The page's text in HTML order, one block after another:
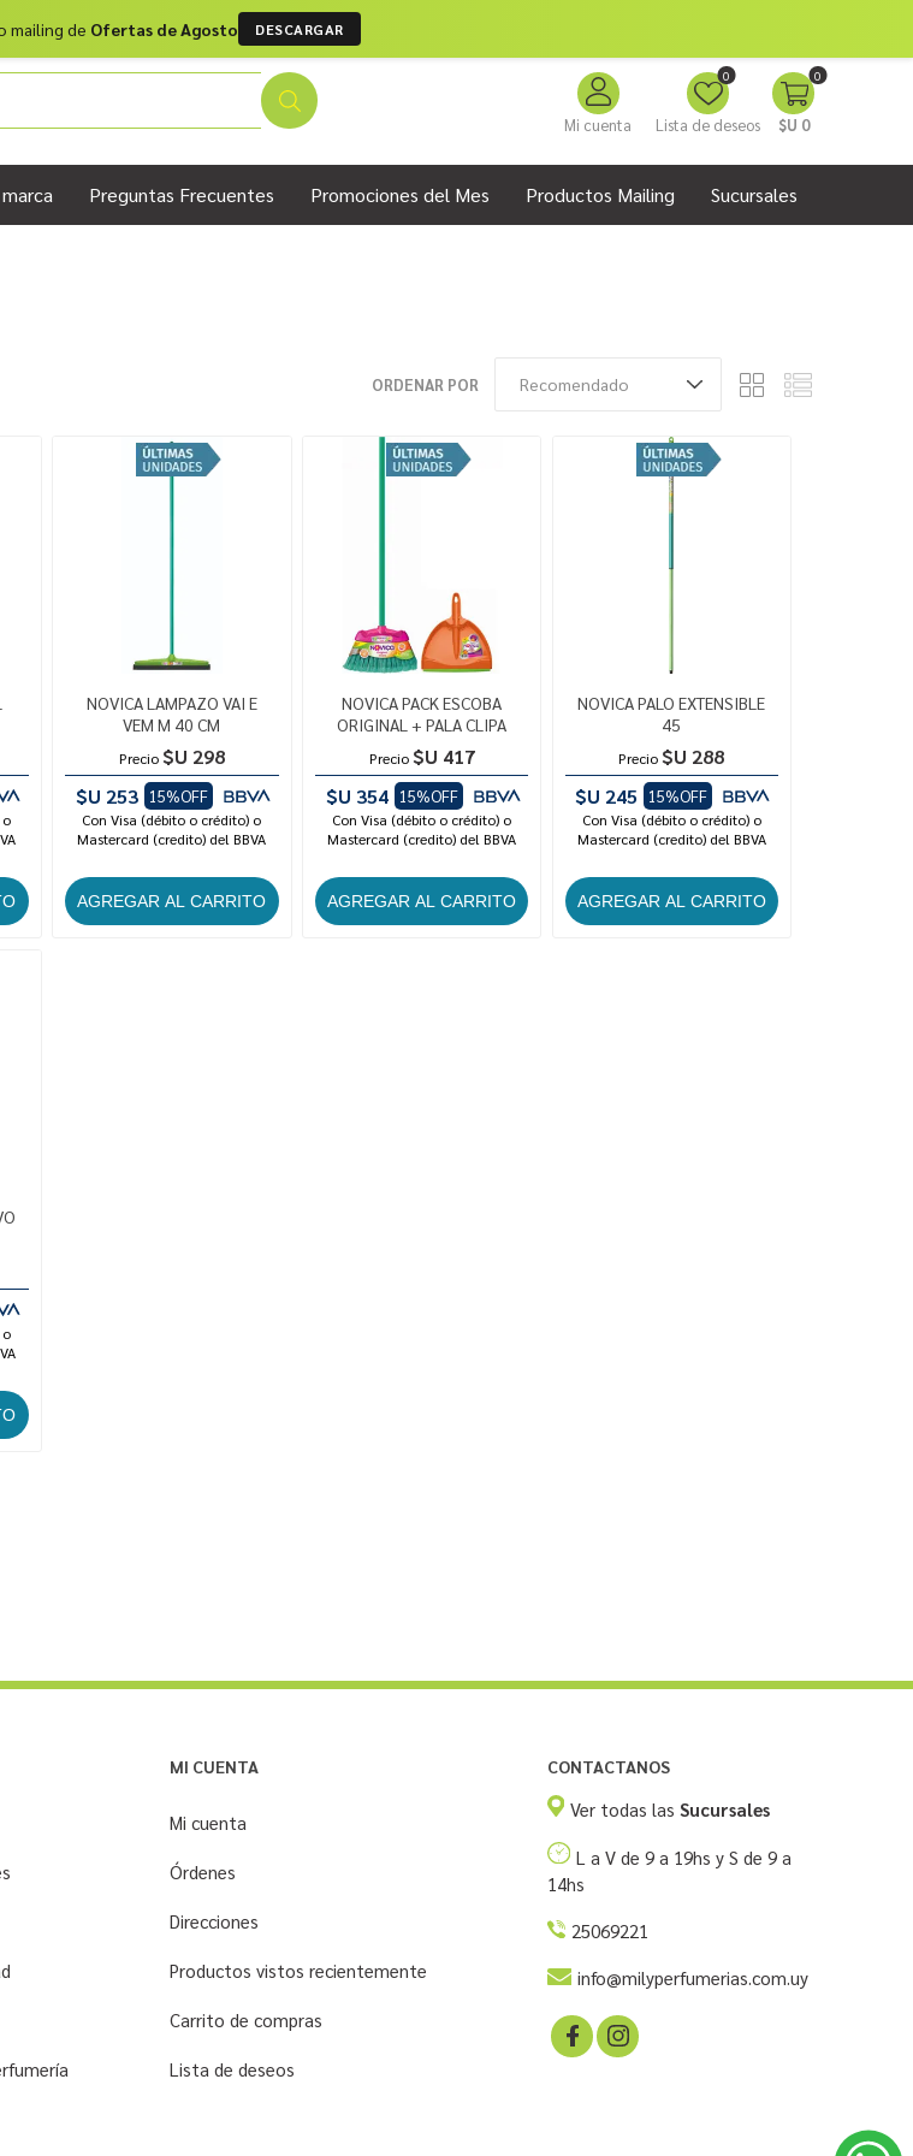
mailing de Ofertas de Agosto DESCARGAR
Mi cuenta Lista de deseos
0 0
$U 0
Preguntas Frecuentes Promociones del Mes Productos Mailing Sucursales
ORDENAR POR
o
NOVICA LAMPAZO VAI E
VEM M 40 CM
Precio $U 298
$U 253
15%OFF
Con Visa (débito o crédito) o
Mastercard (credito) del BBVA
NOVICA PACK ESCOBA
ORIGINAL + PALA CLIPA
Precio $U 417
$U 354
15%OFF
Con Visa (débito o crédito) o
Mastercard (credito) del BBVA
NOVICA PALO EXTENSIBLE
45
Precio $U 288
$U 245
15%OFF
Con Visa (débito o crédito) o
Mastercard (credito) del BBVA
o
MI CUENTA
Mi cuenta
Órdenes
Direcciones
Productos vistos recientemente
Carrito de compras
Lista de deseos
CONTACTANOS
Ver todas las Sucursales
L a V de 9 a 19hs y S de 9 a
14hs
25069221
info@milyperfumerias.com.uy